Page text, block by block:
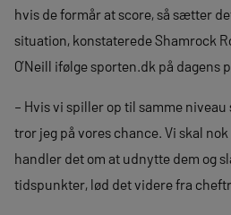
hvis de formår at score, så sætter
situation, konstaterede Shamrock
O’Neill ifølge sporten.dk på dagens
– Hvis vi spiller op til samme niveau
tror jeg på vores chance. Vi skal
handler det om at udnytte dem og
tidspunkter, lød det videre fra